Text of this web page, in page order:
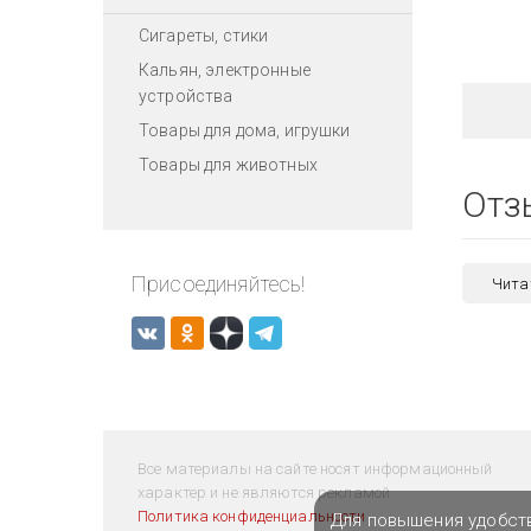
Сигареты, стики
Кальян, электронные
устройства
Товары для дома, игрушки
Товары для животных
Присоединяйтесь!
Все материалы на сайте носят информационный
характер и не являются рекламой.
Политика конфиденциальностиДля повышения